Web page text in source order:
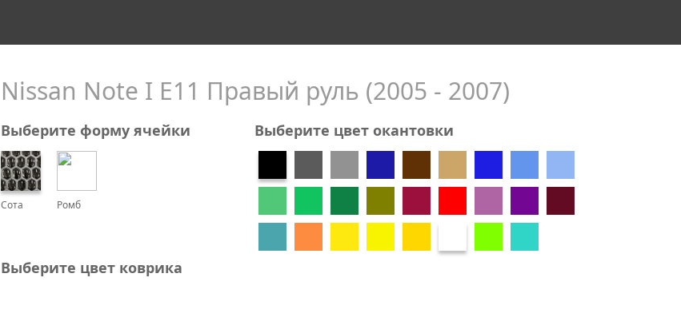
Nissan Note I E11 Правый руль (2005 - 2007)
Выберите форму ячейки
Сота Ромб
Выберите цвет окантовки
Выберите цвет коврика